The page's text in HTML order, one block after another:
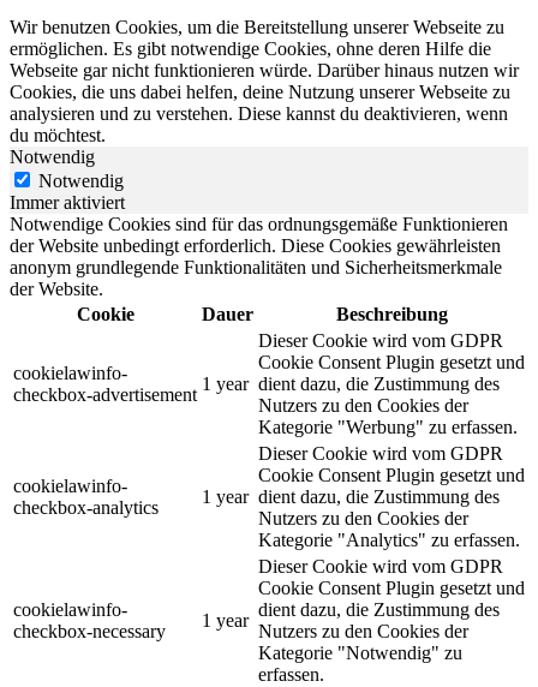
Wir benutzen Cookies, um die Bereitstellung unserer Webseite zu
ermöglichen. Es gibt notwendige Cookies, ohne deren Hilfe die
Webseite gar nicht funktionieren würde. Darüber hinaus nutzen wir
Cookies, die uns dabei helfen, deine Nutzung unserer Webseite zu
analysieren und zu verstehen. Diese kannst du deaktivieren, wenn
du möchtest.
Notwendig
Notwendig
Immer aktiviert
Notwendige Cookies sind für das ordnungsgemäße Funktionieren
der Website unbedingt erforderlich. Diese Cookies gewährleisten
anonym grundlegende Funktionalitäten und Sicherheitsmerkmale
der Website.
Cookie
Dauer Beschreibung
cookielawinfo-
checkbox-advertisement
1 year
Dieser Cookie wird vom GDPR
Cookie Consent Plugin gesetzt und
dient dazu, die Zustimmung des
Nutzers zu den Cookies der
Kategorie "Werbung" zu erfassen.
cookielawinfo-
checkbox-analytics
1 year
Dieser Cookie wird vom GDPR
Cookie Consent Plugin gesetzt und
dient dazu, die Zustimmung des
Nutzers zu den Cookies der
Kategorie "Analytics" zu erfassen.
cookielawinfo-
checkbox-necessary
1 year
Dieser Cookie wird vom GDPR
Cookie Consent Plugin gesetzt und
dient dazu, die Zustimmung des
Nutzers zu den Cookies der
Kategorie "Notwendig" zu
erfassen.